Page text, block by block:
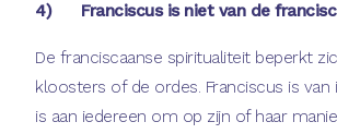
4) Franciscus is niet van de
De franciscaanse spiritualiteit beperkt
kloosters of de ordes. Franciscus is van
is aan iedereen om op zijn of haar